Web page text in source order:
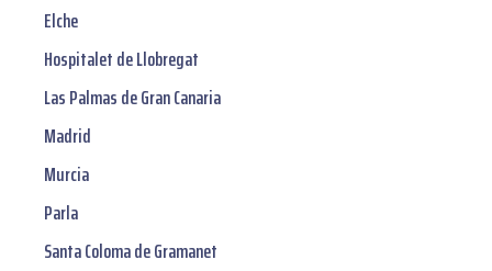
Elche
Hospitalet de Llobregat
Las Palmas de Gran Canaria
Madrid
Murcia
Parla
Santa Coloma de Gramanet